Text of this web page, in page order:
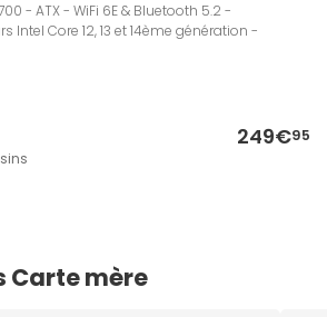
- ATX - WiFi 6E & Bluetooth 5.2 -
Core 12, 13 et 14ème génération -
249€95
Carte mère